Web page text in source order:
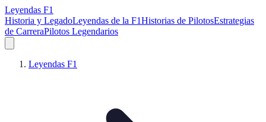
Leyendas F1
Historia y LegadoLeyendas de la F1Historias de PilotosEstrategias
de CarreraPilotos Legendarios
Leyendas F1